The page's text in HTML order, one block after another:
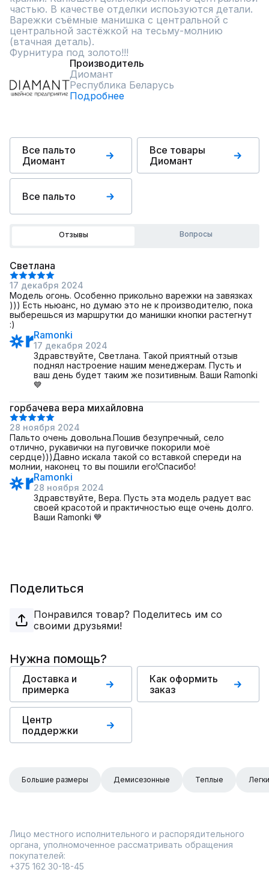
частью. В качестве отделки испоьзуются детали.
Варежки съёмные манишка с центральной с
центральной застёжкой на тесьму-молнию
(втачная деталь).
Фурнитура под золото!!!
Производитель
Диомант
Республика Беларусь
Подробнее
Все пальто
Диомант
Все товары
Диомант
Все пальто
Отзывы Вопросы
Светлана
17 декабря 2024
Модель огонь. Особенно прикольно варежки на завязках
))) Есть ньюанс, но думаю это не к производителю, пока
выберешься из маршрутки до манишки кнопки раcтегнут
:)
Ramonki
17 декабря 2024
Здравствуйте, Светлана. Такой приятный отзыв
поднял настроение нашим менеджерам. Пусть и
ваш день будет таким же позитивным. Ваши Ramonki
💙
горбачева вера михайловна
28 ноября 2024
Пальто очень довольна.Пошив безупречный, село
отлично, рукавички на пуговичке покорили моё
сердце)))Давно искала такой со вставкой спереди на
молнии, наконец то вы пошили его!Спасибо!
Ramonki
28 ноября 2024
Здравствуйте, Вера. Пусть эта модель радует вас
своей красотой и практичностью еще очень долго.
Ваши Ramonki 💙
Поделиться
Понравился товар? Поделитесь им со
своими друзьями!
Нужна помощь?
Доставка и
примерка
Как оформить
заказ
Центр
поддержки
Большие размеры Демисезонные Теплые
Лицо местного исполнительного и распорядительного
органа, уполномоченное рассматривать обращения
покупателей:
+375 162 30-18-45